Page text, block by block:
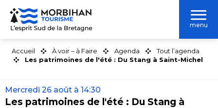
Aller
contenu
menu
Accueil À voir – à Faire Agenda
Tout l’agenda
Les patrimoines de l'été : Du Stang à Saint-Michel
Mercredi 26 août à 14:30
Les patrimoines de l'été : Du Stang à